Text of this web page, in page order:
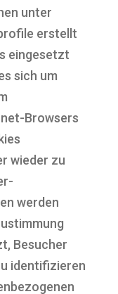
unter
erstellt
eingesetzt
sich um
Browsers
wieder zu
werden
Besucher
identifizieren